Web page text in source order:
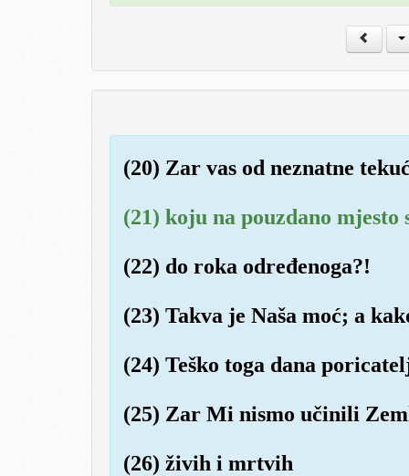
(20) Zar vas od neznatne
(21) koju na pouzdano mjesto
(22) do roka određenoga?!
(23) Takva je Naša moć; a
(24) Teško toga dana
(25) Zar Mi nismo učinili
(26) živih i mrtvih